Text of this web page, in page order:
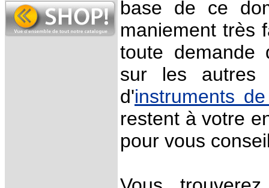
base de ce
maniement très
toute demande
sur les
d'instruments
restent à votre
pour vous